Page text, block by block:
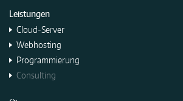
Leistungen
Cloud-Server
Webhosting
Programmierung
Consulting